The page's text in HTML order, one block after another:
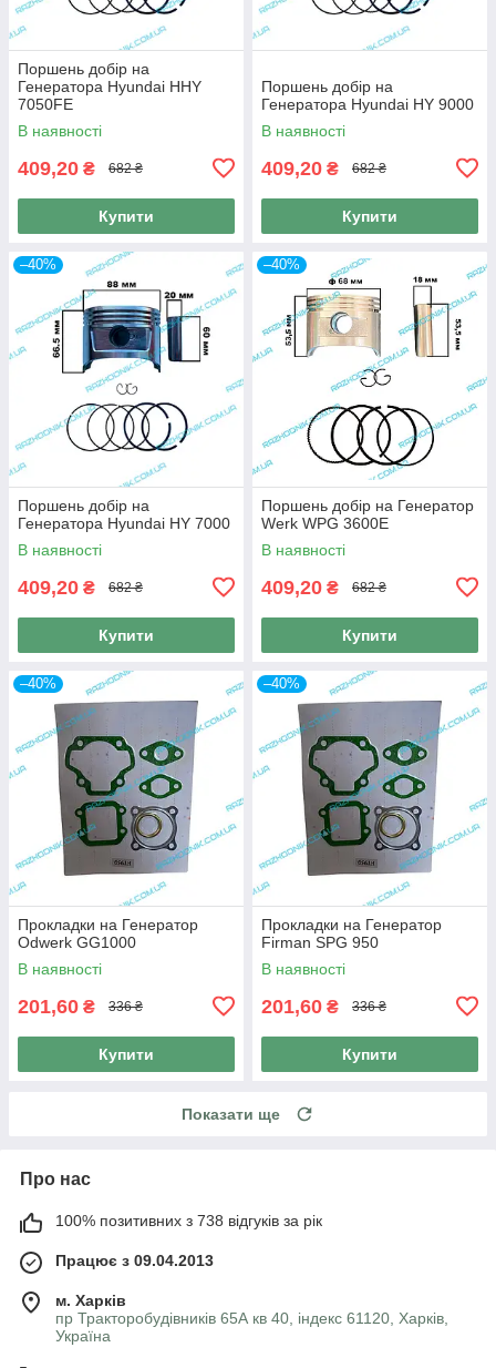
Поршень добір на
Генератора Hyundai HHY
7050FE
В наявності
409,20 ₴ 682 ₴
Купити
Поршень добір на
Генератора Hyundai HY 9000
В наявності
409,20 ₴ 682 ₴
Купити
–40%
Поршень добір на
Генератора Hyundai HY 7000
В наявності
409,20 ₴ 682 ₴
Купити
–40%
Поршень добір на Генератор
Werk WPG 3600E
В наявності
409,20 ₴ 682 ₴
Купити
–40%
Прокладки на Генератор
Odwerk GG1000
В наявності
201,60 ₴ 336 ₴
Купити
–40%
Прокладки на Генератор
Firman SPG 950
В наявності
201,60 ₴ 336 ₴
Купити
Показати ще
Про нас
100% позитивних з 738 відгуків за рік
Працює з 09.04.2013
м. Харків
пр Тракторобудівників 65А кв 40, індекс 61120, Харків,
Україна